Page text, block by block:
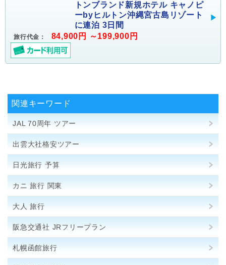
トンブランド新規ホテル キャノピ
ーbyヒルトン沖縄宮古島リゾート
に連泊 3日間
旅行代金： 84,900円 ～199,900円
関連キーワード
JAL 70周年 ツアー
出雲大社格安ツアー
日光旅行 予算
カニ 旅行 関東
大人 旅行
阪急交通社 JRフリープラン
札幌函館旅行